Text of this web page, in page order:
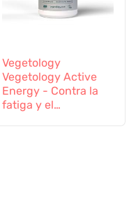
Vegetology
Vegetology Active
Energy - Contra la
fatiga y el